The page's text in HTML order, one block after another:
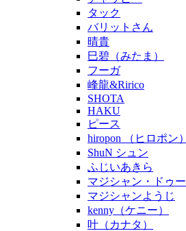
タック
バリットさん
晴貴
巳碧（みたま）
フーガ
峰龍&Ririco
SHOTA
HAKU
ピース
hiropon （ヒロポン）
ShuN シュン
ふじいあきら
マジシャン・ドゥー
マジシャンようじ
kenny（ケニー）
叶（カナタ）